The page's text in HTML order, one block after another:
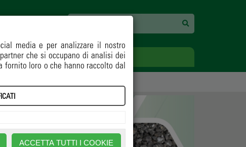
ECOLOGIA OPINIONI
media e per analizzare il nostro
che si occupano di analisi dei
loro o che hanno raccolto dal
ACCETTA TUTTI I COOKIE